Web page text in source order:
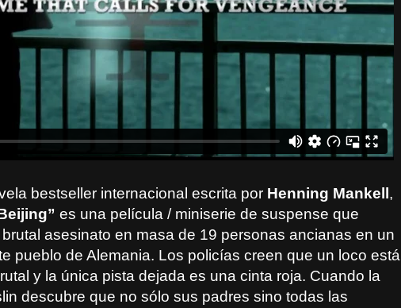
bestseller internacional escrita por Henning Mankell ,
es una película / miniserie de suspense que
asesinato en masa de 19 personas ancianas en un
pueblo de Alemania. Los policías creen que un loco está
y la única pista dejada es una cinta roja. Cuando la
descubre que no sólo sus padres sino todas las